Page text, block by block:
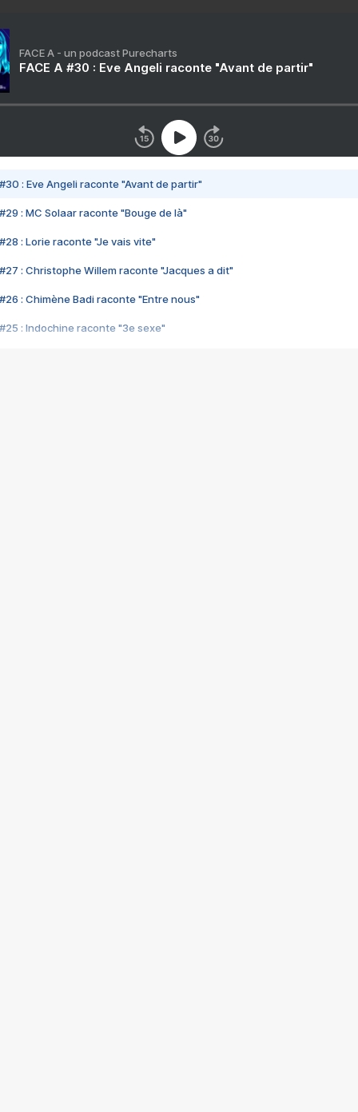
FACE A - un podcast Purecharts
FACE A #30 : Eve Angeli raconte "Avant de partir"
#30 : Eve Angeli raconte "Avant de partir"
#29 : MC Solaar raconte "Bouge de là"
#28 : Lorie raconte "Je vais vite"
#27 : Christophe Willem raconte "Jacques a dit"
#26 : Chimène Badi raconte "Entre nous"
#25 : Indochine raconte "3e sexe"